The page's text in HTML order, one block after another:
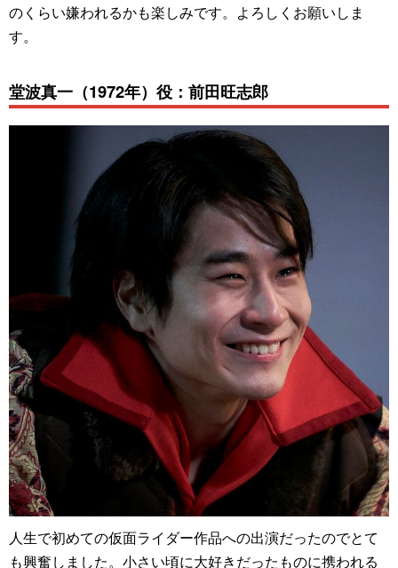
のくらい嫌われるかも楽しみです。よろしくお願いしま
す。
堂波真一（1972年）役：前田旺志郎
人生で初めての仮面ライダー作品への出演だったのでとて
も興奮しました。小さい頃に大好きだったものに携われる